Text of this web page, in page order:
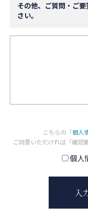
その他、ご質問・ご
さい。
こちらの「個人
ご同意いただければ「確認
個人